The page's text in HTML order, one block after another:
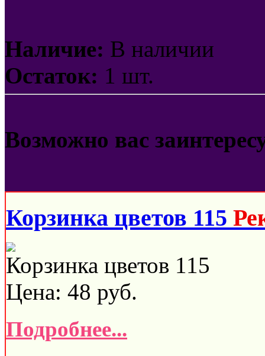
Наличие: В наличии
Остаток: 1 шт.
Возможно вас
Корзинка цветов 115
Корзинка цветов 115
Цена: 48 руб.
Подробнее...